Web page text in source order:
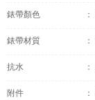
錶帶顏色 ：
錶帶材質 ：
抗水 ：
附件 ：